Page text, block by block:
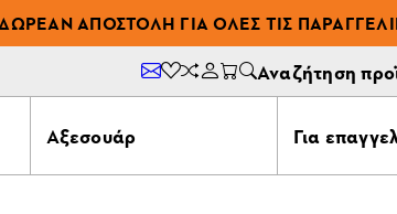
ΑΠΟΣΤΟΛΉ ΓΙΑ ΌΛΕΣ ΤΙΣ
Αναζήτηση
Αξεσουάρ Για